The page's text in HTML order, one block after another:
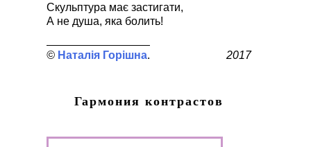
Скульптура має застигати,
А не душа, яка болить!
Наталія Горішна 2017
Гармония контрастов